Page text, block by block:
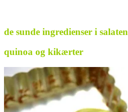
de sunde ingredienser i salaten
quinoa og kikærter